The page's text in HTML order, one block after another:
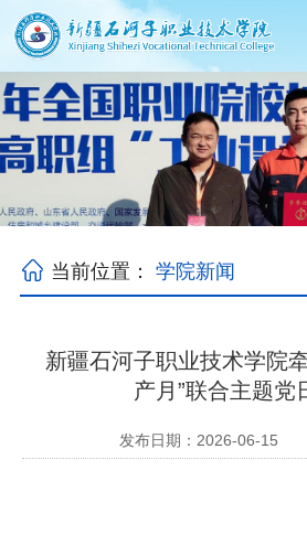
当前位置：学院新闻
新疆石河子职业技术学院
产月”联合主题党
发布日期：2026-06-15